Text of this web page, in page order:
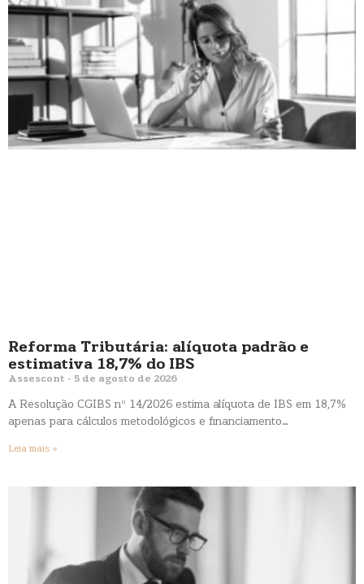
Reforma Tributária: alíquota padrão e
estimativa 18,7% do IBS
Assescont 5 de agosto de 2026
A Resolução CGIBS nº 14/2026 estima alíquota de IBS em 18,7%
apenas para cálculos metodológicos e financiamento…
Leia mais »